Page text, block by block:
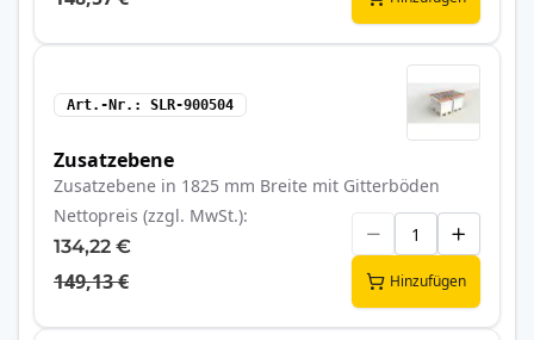
Art.-Nr. SLR-900504
Zusatzebene
Zusatzebene in 1825 mm Breite mit Gitterböden
Nettopreis (zzgl. MwSt.)
134,22 €
149,13 € Hinzufügen